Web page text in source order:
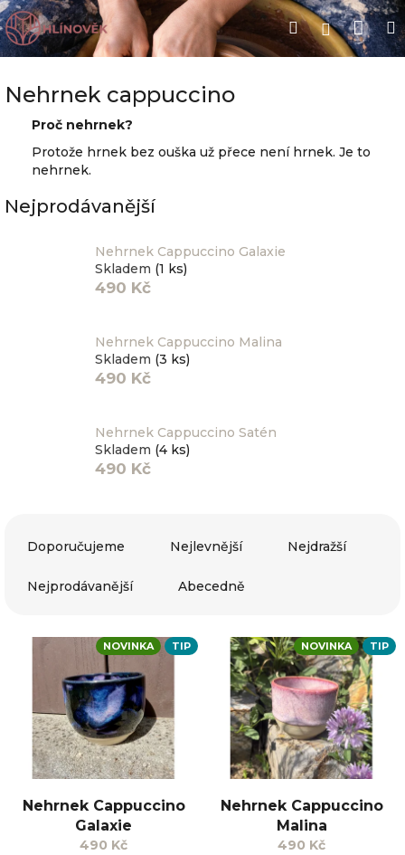
Přejít
na
obsah
Hledat
Nehrnek cappuccino
Proč nehrnek?
Protože hrnek bez ouška už přece není hrnek. Je to
nehrnek.
Nejprodávanější
Nehrnek Cappuccino Galaxie
Skladem (1 ks)
490 Kč
Nehrnek Cappuccino Malina
Skladem (3 ks)
490 Kč
Nehrnek Cappuccino Satén
Skladem (4 ks)
490 Kč
Doporučujeme Nejlevnější Nejdražší
Nejprodávanější Abecedně
NOVINKA TIP
Nehrnek Cappuccino
Galaxie
490 Kč
NOVINKA TIP
Nehrnek Cappuccino
Malina
490 Kč